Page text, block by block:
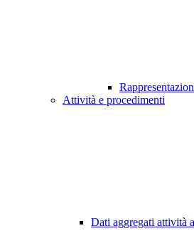
Attività e procedimenti
Dati aggregati attività